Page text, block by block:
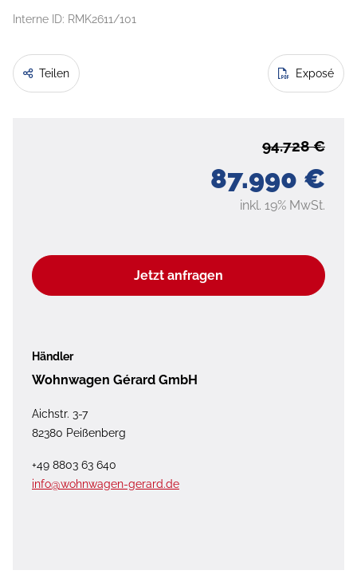
Interne ID: RMK2611/101
Teilen Exposé
87.990 €
94.728 €
inkl. 19% MwSt.
Jetzt anfragen
Händler
Wohnwagen Gérard GmbH
Aichstr. 3-7
82380 Peißenberg
+49 8803 63 640
info@wohnwagen-gerard.de